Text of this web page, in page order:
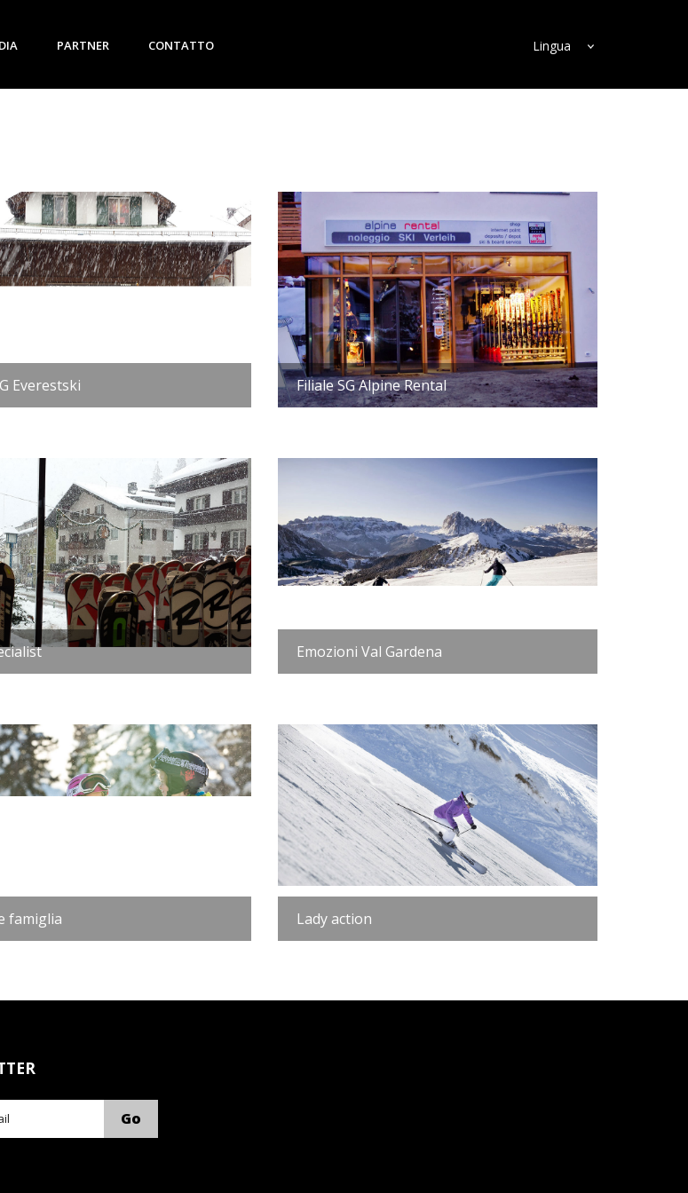
PARTNER CONTATTO Lingua
Everestski Filiale SG Alpine Rental
Emozioni Val Gardena
famiglia Lady action